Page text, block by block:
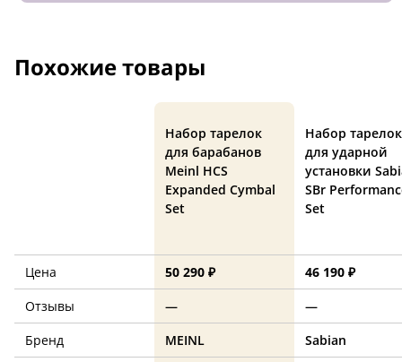
Похожие товары
Набор тарелок
для барабанов
Meinl HCS
Expanded Cymbal
Set
Набор тарелок
для ударной
установки
SBr
Set
Цена 50 290 ₽
46 190 ₽
Отзывы
—
—
Бренд
MEINL
Sabian